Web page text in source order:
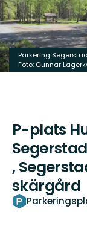
Parkering
Foto: Gunnar
P-plats
,
skärgård